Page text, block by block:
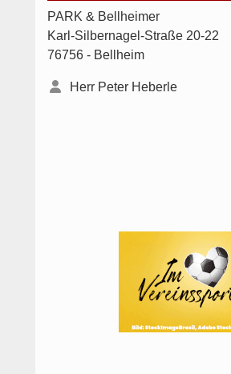
PARK & Bellheimer
Karl-Silbernagel-Straße 20-22
76756 - Bellheim
Herr Peter Heberle